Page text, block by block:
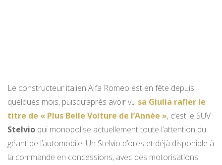
Le constructeur italien Alfa Romeo est en fête depuis
quelques mois, puisqu’après avoir vu sa Giulia rafler le
titre de « Plus Belle Voiture de l’Année », c’est le SUV
Stelvio qui monopolise actuellement toute l’attention du
géant de l’automobile. Un Stelvio d’ores et déjà disponible à
la commande en concessions, avec des motorisations